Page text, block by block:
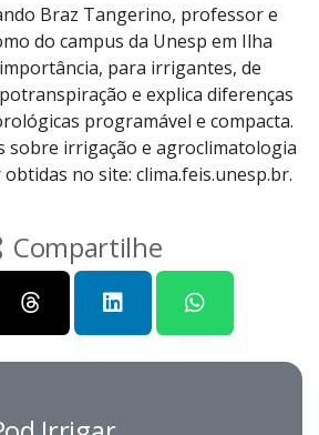
Braz Tangerino, professor e
do campus da Unesp em Ilha
para irrigantes, de
e explica diferenças
programável e compacta.
sobre irrigação e agroclimatologia
no site: clima.feis.unesp.br.
Compartilhe